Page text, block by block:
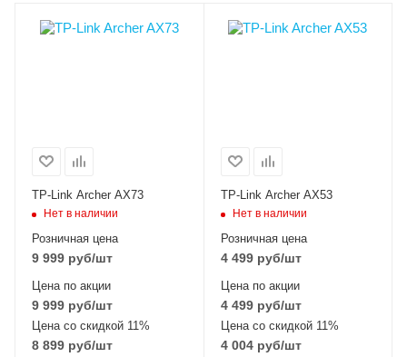
TP-Link Archer AX73
Нет в наличии
Розничная цена
9 999 руб/шт
Цена по акции
9 999 руб/шт
Цена со скидкой 11%
8 899 руб/шт
TP-Link Archer AX53
Нет в наличии
Розничная цена
4 499руб/шт
Цена по акции
4 499руб/шт
Цена со скидкой 11%
4 004руб/шт